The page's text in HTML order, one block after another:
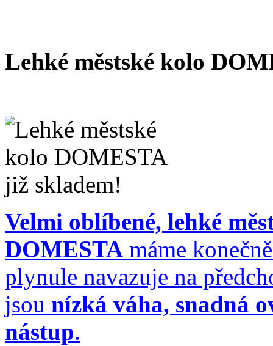
Lehké městské kolo
Velmi oblíbené, lehké
DOMESTA máme
plynule navazuje na
jsou nízká váha, snadná
nástup.